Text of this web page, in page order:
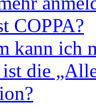
COPPA?
kann ich
die